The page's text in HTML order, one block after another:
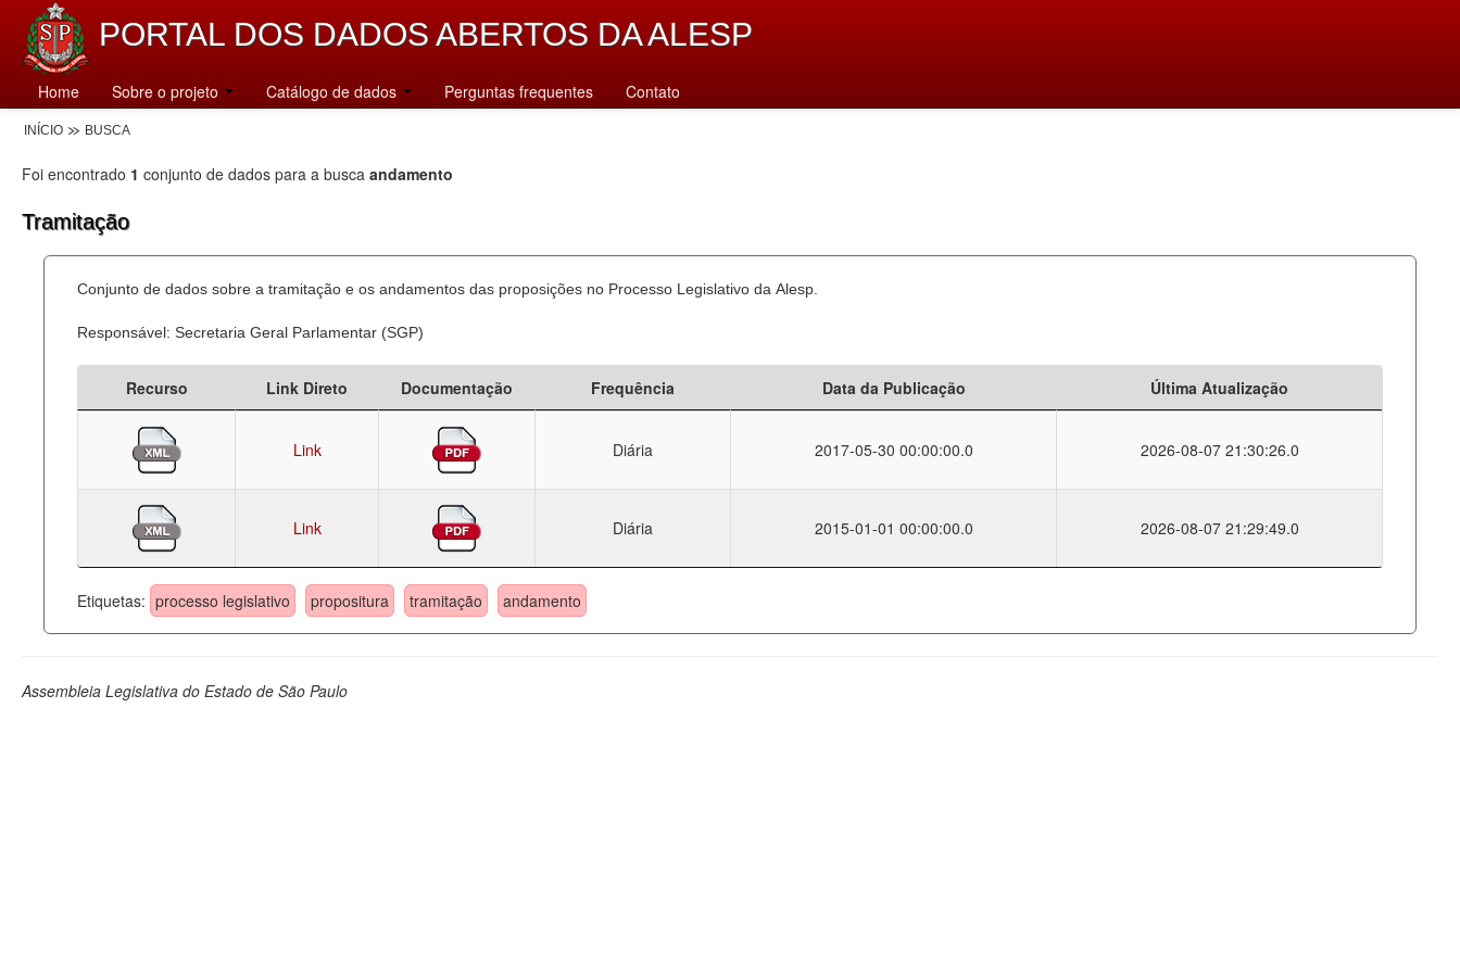
PORTAL DOS DADOS ABERTOS DA ALESP
Home Sobre o projeto Catálogo de dados Perguntas frequentes Contato
INÍCIO BUSCA
Foi encontrado 1 conjunto de dados para a busca andamento
Tramitação
Conjunto de dados sobre a tramitação e os andamentos das proposições no Processo Legislativo da Alesp.
Responsável: Secretaria Geral Parlamentar (SGP)
Recurso Link Direto Documentação Frequência Data da Publicação Última Atualização
Link Diária 2017-05-30 00:00:00.0 2026-08-07 21:30:26.0
Link Diária 2015-01-01 00:00:00.0 2026-08-07 21:29:49.0
Etiquetas: processo legislativo propositura tramitação andamento
Assembleia Legislativa do Estado de São Paulo